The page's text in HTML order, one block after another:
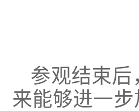
参观结束
来能够进一